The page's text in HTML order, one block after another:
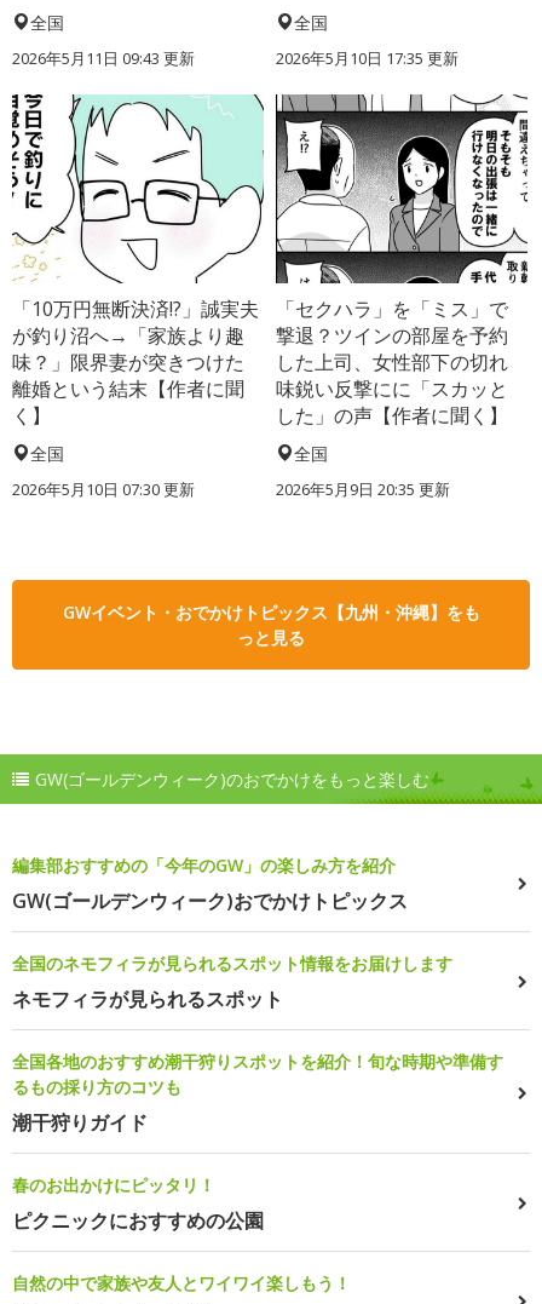
全国
2026年5月11日 09:43 更新
全国
2026年5月10日 17:35 更新
「10万円無断決済!?」誠実夫
が釣り沼へ→「家族より趣
味？」限界妻が突きつけた
離婚という結末【作者に聞
く】
全国
2026年5月10日 07:30 更新
「セクハラ」を「ミス」で
撃退？ツインの部屋を予約
した上司、女性部下の切れ
味鋭い反撃にに「スカッと
した」の声【作者に聞く】
全国
2026年5月9日 20:35 更新
GWイベント・おでかけトピックス【九州・沖縄】をも
っと見る
GW(ゴールデンウィーク)のおでかけをもっと楽しむ
編集部おすすめの「今年のGW」の楽しみ方を紹介
GW(ゴールデンウィーク)おでかけトピックス
全国のネモフィラが見られるスポット情報をお届けします
ネモフィラが見られるスポット
全国各地のおすすめ潮干狩りスポットを紹介！旬な時期や準備す
るもの採り方のコツも
潮干狩りガイド
春のお出かけにピッタリ！
ピクニックにおすすめの公園
自然の中で家族や友人とワイワイ楽しもう！